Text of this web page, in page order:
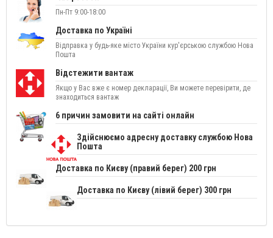
Пн-Пт 9:00-18:00
Доставка по Україні
Відправка у будь-яке місто України кур'єрською службою Нова
Пошта
Відстежити вантаж
Якщо у Вас вже є номер декларації, Ви можете перевірити, де
знаходиться вантаж
6 причин замовити на сайті онлайн
Здійснюємо адресну доставку службою Нова
Пошта
Доставка по Києву (правий берег) 200 грн
Доставка по Києву (лівий берег) 300 грн